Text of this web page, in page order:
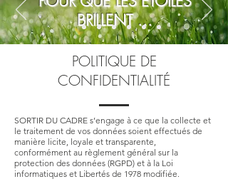
BRILLENT ...
POLITIQUE DE
CONFIDENTIALITÉ
SORTIR DU CADRE s’engage à ce que la collecte et
le traitement de vos données soient effectués de
manière licite, loyale et transparente,
conformément au règlement général sur la
protection des données (RGPD) et à la Loi
informatiques et Libertés de 1978 modifiée.